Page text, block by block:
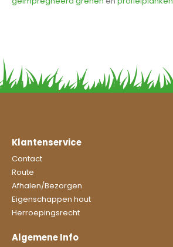
Klantenservice
Contact
Route
Afhalen/Bezorgen
Eigenschappen hout
Herroepingsrecht
Algemene Info